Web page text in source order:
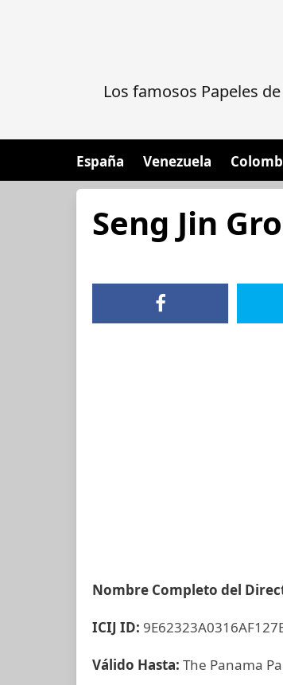
Los famosos Papeles
España Venezuela
Seng Jin
Nombre Completo del
ICIJ ID:
Válido Hasta: The Panama